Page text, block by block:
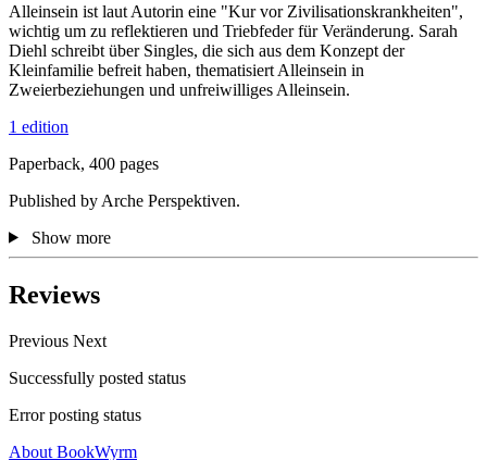
Alleinsein ist laut Autorin eine "Kur vor Zivilisationskrankheiten",
wichtig um zu reflektieren und Triebfeder für Veränderung. Sarah
Diehl schreibt über Singles, die sich aus dem Konzept der
Kleinfamilie befreit haben, thematisiert Alleinsein in
Zweierbeziehungen und unfreiwilliges Alleinsein.
1 edition
Paperback, 400 pages
Published by Arche Perspektiven.
Show more
Reviews
Previous Next
Successfully posted status
Error posting status
About BookWyrm